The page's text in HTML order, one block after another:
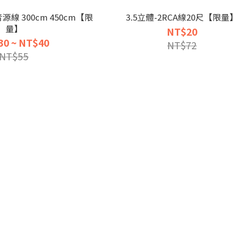
線 300cm 450cm【限
量】
~ NT$40
3.5立體-2RCA線20尺【限量】
NT$20
NT$72